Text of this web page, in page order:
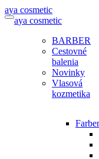
aya cosmetic
aya cosmetic
BARBER
Cestovné
balenia
Novinky
Vlasová
kozmetika